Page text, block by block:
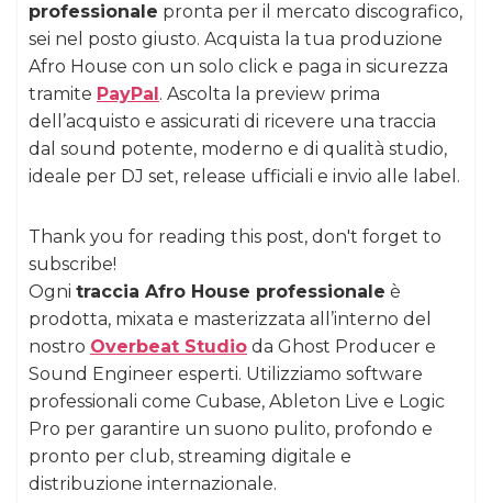
professionale pronta per il mercato discografico,
sei nel posto giusto. Acquista la tua produzione
Afro House con un solo click e paga in sicurezza
tramite PayPal. Ascolta la preview prima
dell’acquisto e assicurati di ricevere una traccia
dal sound potente, moderno e di qualità studio,
ideale per DJ set, release ufficiali e invio alle label.
Thank you for reading this post, don't forget to
subscribe!
Ogni traccia Afro House professionale è
prodotta, mixata e masterizzata all’interno del
nostro Overbeat Studio da Ghost Producer e
Sound Engineer esperti. Utilizziamo software
professionali come Cubase, Ableton Live e Logic
Pro per garantire un suono pulito, profondo e
pronto per club, streaming digitale e
distribuzione internazionale.